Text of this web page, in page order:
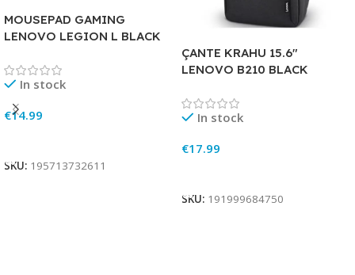
MOUSEPAD GAMING
LENOVO LEGION L BLACK
In stock
€14.99
SKU: 195713732611
ÇANTE KRAHU 15.6″
LENOVO B210 BLACK
In stock
€17.99
SKU: 191999684750